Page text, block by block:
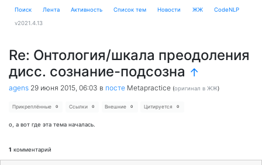
Поиск Лента Активность Cписок тем Новости ЖЖ CodeNLP
v2021.4.13
Re: Онтология/шкала преодоления
дисс. сознание-подсозна ↑
agens 29 июня 2015, 06:03 в посте Metapractice (оригинал в ЖЖ)
Прикреплённые 0 Ссылки 0 Внешние 0 Цитируется 0
о, а вот где эта тема началась.
1 комментарий